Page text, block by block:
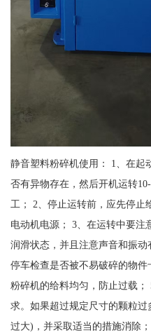
静音塑料粉碎机使用： 1、在起
否有异物存在，然后开机运转
工； 2、停止运转前，应先停止
电动机电源； 3、在运转中要注
润滑状态，并且注意声音和振
停车检查是否被不易破碎的物
粉碎机的给料均匀，防止过载
求。如果超过规定尺寸的颗粒
过大)，并采取适当的措施消除